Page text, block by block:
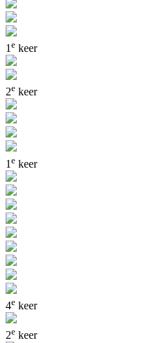
1 e keer
2e keer
1 e keer
4e keer
2e keer